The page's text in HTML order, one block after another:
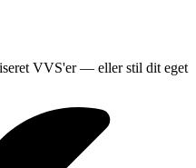
VVS'er — eller stil dit eget